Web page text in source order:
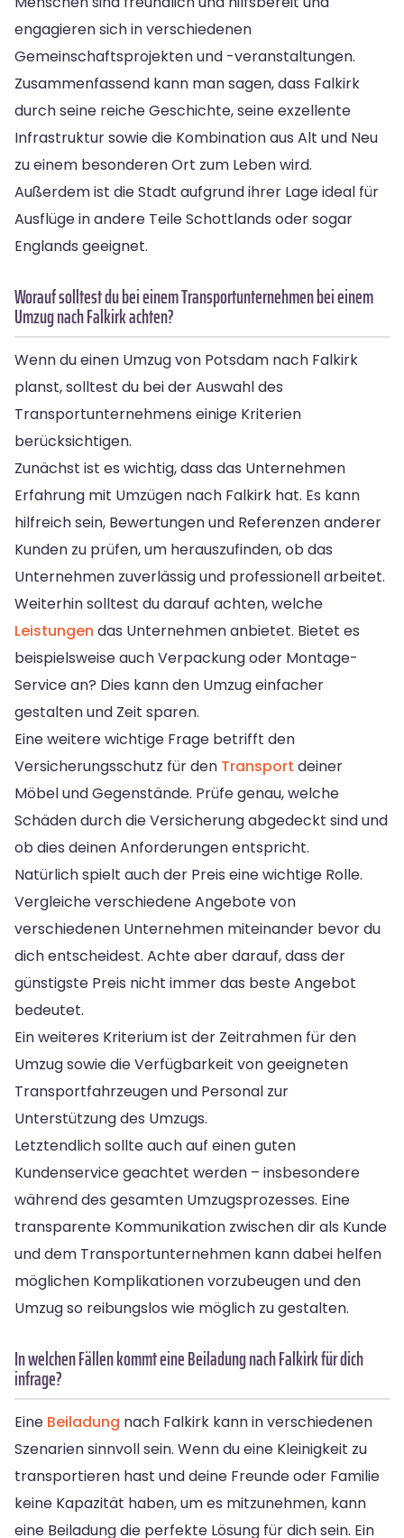
engagieren sich in verschiedenen
Gemeinschaftsprojekten und -veranstaltungen.
Zusammenfassend kann man sagen, dass Falkirk
durch seine reiche Geschichte, seine exzellente
Infrastruktur sowie die Kombination aus Alt und Neu
zu einem besonderen Ort zum Leben wird.
Außerdem ist die Stadt aufgrund ihrer Lage ideal für
Ausflüge in andere Teile Schottlands oder sogar
Englands geeignet.
Worauf solltest du bei einem Transportunternehmen bei einem
Umzug nach Falkirk achten?
Wenn du einen Umzug von Potsdam nach Falkirk
planst, solltest du bei der Auswahl des
Transportunternehmens einige Kriterien
berücksichtigen.
Zunächst ist es wichtig, dass das Unternehmen
Erfahrung mit Umzügen nach Falkirk hat. Es kann
hilfreich sein, Bewertungen und Referenzen anderer
Kunden zu prüfen, um herauszufinden, ob das
Unternehmen zuverlässig und professionell arbeitet.
Weiterhin solltest du darauf achten, welche
Leistungen das Unternehmen anbietet. Bietet es
beispielsweise auch Verpackung oder Montage-
Service an? Dies kann den Umzug einfacher
gestalten und Zeit sparen.
Eine weitere wichtige Frage betrifft den
Versicherungsschutz für den Transport deiner
Möbel und Gegenstände. Prüfe genau, welche
Schäden durch die Versicherung abgedeckt sind und
ob dies deinen Anforderungen entspricht.
Natürlich spielt auch der Preis eine wichtige Rolle.
Vergleiche verschiedene Angebote von
verschiedenen Unternehmen miteinander bevor du
dich entscheidest. Achte aber darauf, dass der
günstigste Preis nicht immer das beste Angebot
bedeutet.
Ein weiteres Kriterium ist der Zeitrahmen für den
Umzug sowie die Verfügbarkeit von geeigneten
Transportfahrzeugen und Personal zur
Unterstützung des Umzugs.
Letztendlich sollte auch auf einen guten
Kundenservice geachtet werden – insbesondere
während des gesamten Umzugsprozesses. Eine
transparente Kommunikation zwischen dir als Kunde
und dem Transportunternehmen kann dabei helfen
möglichen Komplikationen vorzubeugen und den
Umzug so reibungslos wie möglich zu gestalten.
In welchen Fällen kommt eine Beiladung nach Falkirk für dich
infrage?
Eine Beiladung nach Falkirk kann in verschiedenen
Szenarien sinnvoll sein. Wenn du eine Kleinigkeit zu
transportieren hast und deine Freunde oder Familie
keine Kapazität haben, um es mitzunehmen, kann
eine Beiladung die perfekte Lösung für dich sein. Ein